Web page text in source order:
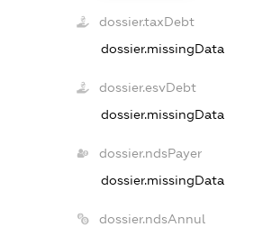
dossier.taxDebt
dossier.missingData
dossier.esvDebt
dossier.missingData
dossier.ndsPayer
dossier.missingData
dossier.ndsAnnul